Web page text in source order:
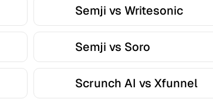
Semji vs Writesonic
Semji vs Soro
Scrunch AI vs Xfunnel